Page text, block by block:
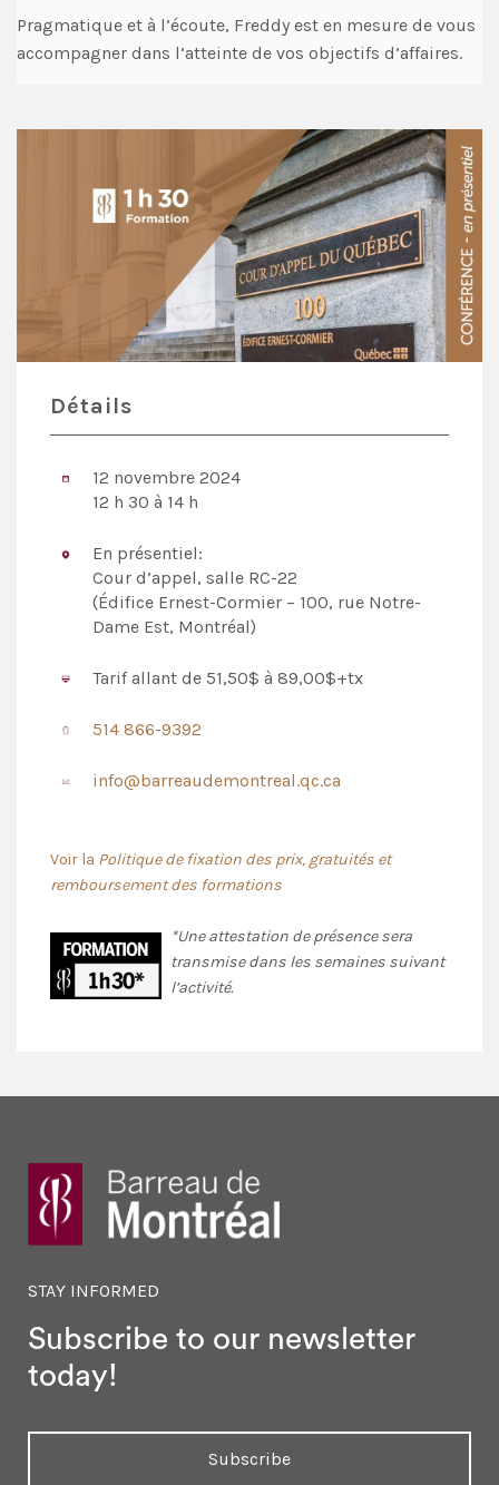
Pragmatique et à l’écoute, Freddy est en mesure de vous
accompagner dans l’atteinte de vos objectifs d’affaires.
Détails
12 novembre 2024
12 h 30 à 14 h
En présentiel:
Cour d’appel, salle RC-22
(Édifice Ernest-Cormier – 100, rue Notre-
Dame Est, Montréal)
Tarif allant de 51,50$ à 89,00$+tx
514 866-9392
info@barreaudemontreal.qc.ca
Voir la Politique de fixation des prix, gratuités et
remboursement des formations
*Une attestation de présence sera
transmise dans les semaines suivant
l’activité.
STAY INFORMED
Subscribe to our newsletter
today!
Subscribe